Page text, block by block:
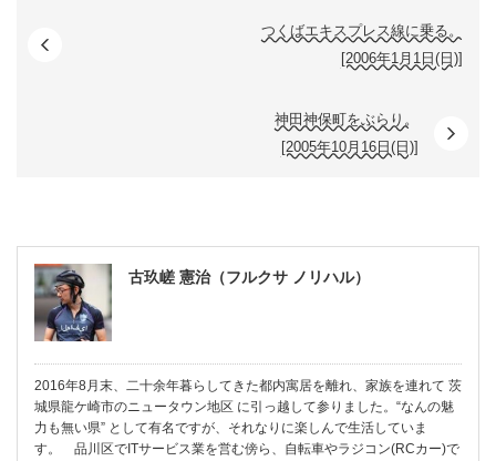
つくばエキスプレス線に乗る。
[2006年1月1日(日)]
神田神保町をぶらり。
[2005年10月16日(日)]
古玖嵯 憲治（フルクサ ノリハル）
2016年8月末、二十余年暮らしてきた都内寓居を離れ、家族を連れて 茨
城県龍ケ崎市のニュータウン地区 に引っ越して参りました。“なんの魅
力も無い県” として有名ですが、それなりに楽しんで生活していま
す。 品川区でITサービス業を営む傍ら、自転車やラジコン(RCカー)で